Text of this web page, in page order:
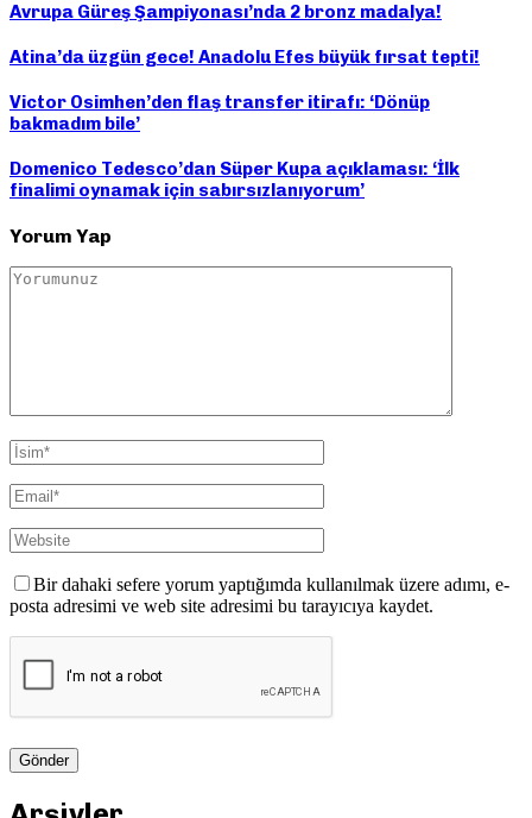
Avrupa Güreş Şampiyonası’nda 2 bronz madalya!
Atina’da üzgün gece! Anadolu Efes büyük fırsat tepti!
Victor Osimhen’den flaş transfer itirafı: ‘Dönüp
bakmadım bile’
Domenico Tedesco’dan Süper Kupa açıklaması: ‘İlk
finalimi oynamak için sabırsızlanıyorum’
Yorum Yap
Bir dahaki sefere yorum yaptığımda kullanılmak üzere adımı, e-
posta adresimi ve web site adresimi bu tarayıcıya kaydet.